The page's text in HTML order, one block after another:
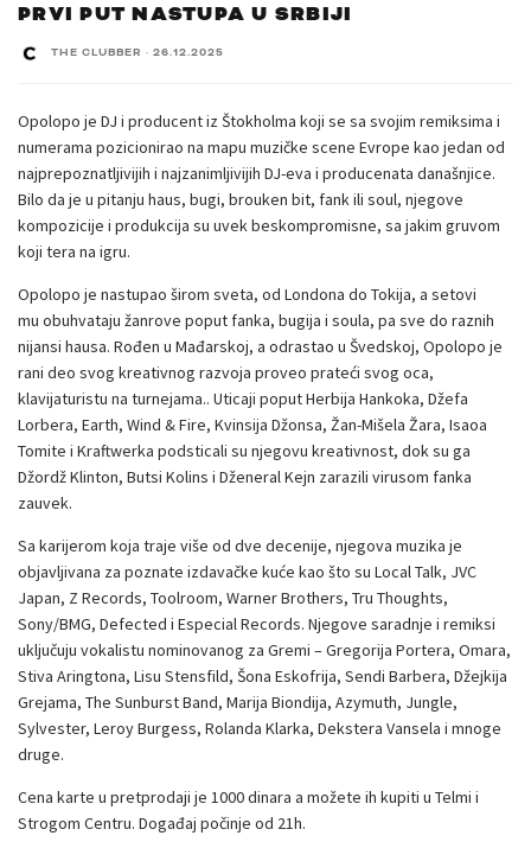
PRVI PUT NASTUPA U SRBIJI
THE CLUBBER · 26.12.2025
Opolopo je DJ i producent iz Štokholma koji se sa svojim remiksima i
numerama pozicionirao na mapu muzičke scene Evrope kao jedan od
najprepoznatljivijih i najzanimljivijih DJ-eva i producenata današnjice.
Bilo da je u pitanju haus, bugi, brouken bit, fank ili soul, njegove
kompozicije i produkcija su uvek beskompromisne, sa jakim gruvom
koji tera na igru.
Opolopo je nastupao širom sveta, od Londona do Tokija, a setovi
mu obuhvataju žanrove poput fanka, bugija i soula, pa sve do raznih
nijansi hausa. Rođen u Mađarskoj, a odrastao u Švedskoj, Opolopo je
rani deo svog kreativnog razvoja proveo prateći svog oca,
klavijaturistu na turnejama.. Uticaji poput Herbija Hankoka, Džefa
Lorbera, Earth, Wind & Fire, Kvinsija Džonsa, Žan-Mišela Žara, Isaoa
Tomite i Kraftwerka podsticali su njegovu kreativnost, dok su ga
Džordž Klinton, Butsi Kolins i Dženeral Kejn zarazili virusom fanka
zauvek.
Sa karijerom koja traje više od dve decenije, njegova muzika je
objavljivana za poznate izdavačke kuće kao što su Local Talk, JVC
Japan, Z Records, Toolroom, Warner Brothers, Tru Thoughts,
Sony/BMG, Defected i Especial Records. Njegove saradnje i remiksi
uključuju vokalistu nominovanog za Gremi – Gregorija Portera, Omara,
Stiva Aringtona, Lisu Stensfild, Šona Eskofrija, Sendi Barbera, Džejkija
Grejama, The Sunburst Band, Marija Biondija, Azymuth, Jungle,
Sylvester, Leroy Burgess, Rolanda Klarka, Dekstera Vansela i mnoge
druge.
Cena karte u pretprodaji je 1000 dinara a možete ih kupiti u Telmi i
Strogom Centru. Događaj počinje od 21h.